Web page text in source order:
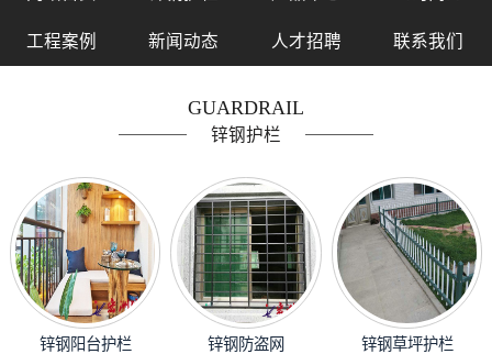
工程案例 新闻动态 人才招聘 联系我们
GUARDRAIL
锌钢护栏
锌钢阳台护栏 锌钢防盗网 锌钢草坪护栏